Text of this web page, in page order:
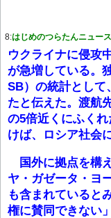
8:はじめのつらたんニュー
ウクライナに侵攻
が急増している。
SB）の統計として
たと伝えた。渡航
の5倍近くにふく
けば、ロシア社会
国外に拠点を構
ヤ・ガゼータ・ヨ
も含まれていると
権に賛同できない